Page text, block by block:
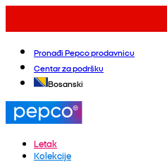
Pronađi Pepco prodavnicu
Centar za podršku
Bosanski
Letak
Kolekcije